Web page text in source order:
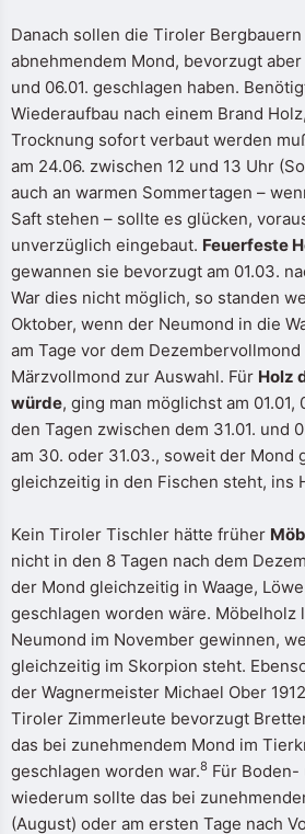
Danach sollen die Tiroler
abnehmendem Mond, bevorzugt aber
und 06.01. geschlagen haben.
Wiederaufbau nach einem Brand
Trocknung sofort verbaut werden
am 24.06. zwischen 12 und 13 Uhr
auch an warmen Sommertagen –
Saft stehen – sollte es glücken,
unverzüglich eingebaut. Feuerfeste
gewannen sie bevorzugt am 01.03.
War dies nicht möglich, so standen
Oktober, wenn der Neumond in die
am Tage vor dem
Märzvollmond zur Auswahl. Für Holz
würde, ging man möglichst am 01.01,
den Tagen zwischen dem 31.01. und
am 30. oder 31.03., soweit der Mond
gleichzeitig in den Fischen steht, ins
Kein Tiroler Tischler hätte früher
nicht in den 8 Tagen nach dem
der Mond gleichzeitig in Waage,
geschlagen worden wäre. Möbelholz
Neumond im November gewinnen,
gleichzeitig im Skorpion steht.
der Wagnermeister Michael Ober
Tiroler Zimmerleute bevorzugt
das bei zunehmendem Mond im
geschlagen worden war.8 Für Boden-
wiederum sollte das bei
(August) oder am ersten Tage nach